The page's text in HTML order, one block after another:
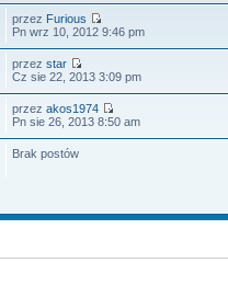
przez Furious
Pn wrz 10, 2012 9:46 pm
przezstar
Cz sie 22, 2013 3:09 pm
przezakos1974
Pn sie 26, 2013 8:50 am
Brak postów